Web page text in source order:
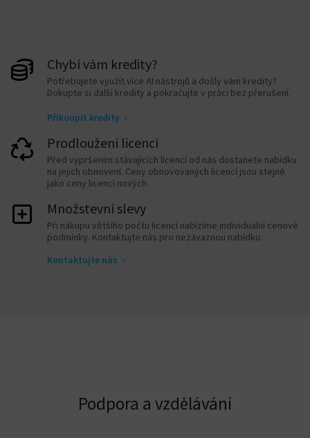
Chybí vám kredity?
Potřebujete využít více AI nástrojů a došly vám kredity?
Dokupte si další kredity a pokračujte v práci bez přerušení.
Přikoupit kredity ›
Prodloužení licencí
Před vypršením stávajících licencí od nás dostanete nabídku
na jejich obnovení. Ceny obnovovaných licencí jsou stejné
jako ceny licencí nových.
Množstevní slevy
Při nákupu většího počtu licencí nabízíme individuální cenové
podmínky. Kontaktujte nás pro nezávaznou nabídku.
Kontaktujte nás ›
Podpora a vzdělávání